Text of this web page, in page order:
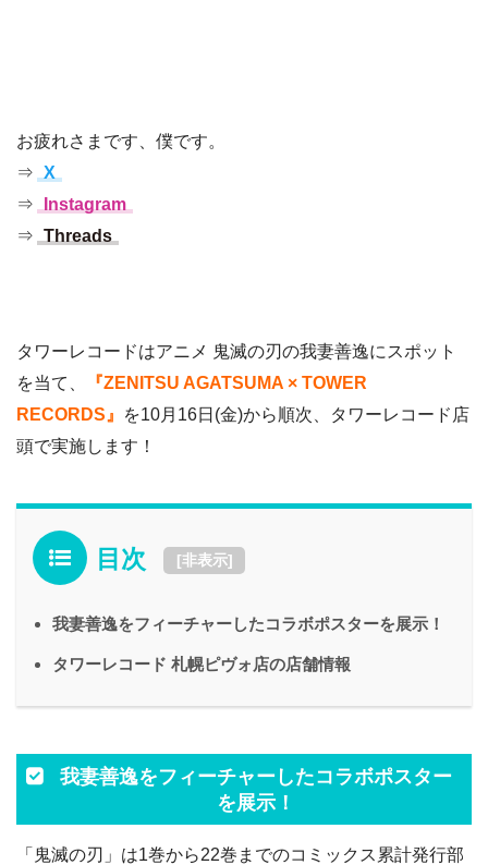
お疲れさまです、僕です。
⇒ X
⇒
Instagram
⇒ Threads
タワーレコードはアニメ 鬼滅の刃の我妻善逸にスポット
を当て、
『ZENITSU AGATSUMA × TOWER
RECORDS』
を10月16日(金)から順次、タワーレコード店
頭で実施します！
目次 [非表示]
我妻善逸をフィーチャーしたコラボポスターを展示！
タワーレコード 札幌ピヴォ店の店舗情報
我妻善逸をフィーチャーしたコラボポスター
を展示！
「鬼滅の刃」は1巻から22巻までのコミックス累計発行部